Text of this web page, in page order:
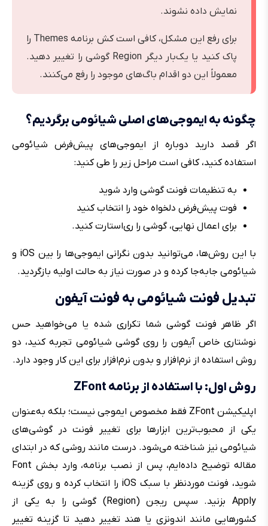
نمایش داده نشوند.
برای رفع این مشکل، کافی است کش برنامه Themes را
پاک کنید یا یک‌بار دیگر Region گوشی را تغییر دهید.
معمولاً این دو اقدام باگ‌های موجود را رفع می‌کنند.
چگونه به ایموجی‌های اصلی شیائومی برگردیم؟
اگر قصد دارید دوباره از ایموجی‌های پیش‌فرض شیائومی
استفاده کنید، کافی است مراحل زیر را طی کنید:
به تنظیمات فونت گوشی وارد شوید
فوت پیش‌فرض دلخواه خود را انتخاب کنید
برای اعمال نهایی، گوشی را ری‌استارت کنید.
با این روش‌ها، می‌توانید بدون نگرانی ایموجی‌ها را بین iOS و
شیائومی جابه‌جا کرده و در صورت نیاز به حالت اولیه بازگردید.
تبدیل فونت شیائومی به فونت آیفون
اگر ظاهر فونت گوشی شما تکراری شده یا می‌خواهید حس
نوشتاری خاص آیفون را روی گوشی شیائومی تجربه کنید، دو
روش استفاده از نرم‌افزار و بدون نرم‌افزار برای این کار وجود دارد.
روش اول: با استفاده از برنامه ZFont
اپلیکیشن ZFont فقط مخصوص ایموجی نیست؛ بلکه به‌عنوان
یکی از محبوب‌ترین ابزارها برای تغییر فونت در گوشی‌های
شیائومی نیز شناخته می‌شود. درست مانند روشی که در ابتدای
مقاله توضیح داده‌ایم، پس از نصب برنامه، وارد بخش Font
شوید، فونت موردنظر با سبک iOS را انتخاب کرده و روی گزینه
Apply بزنید. سپس ریجن (Region) گوشی را به یکی از
کشورهایی مانند اندونزی یا هند تغییر دهید تا گزینه تغییر